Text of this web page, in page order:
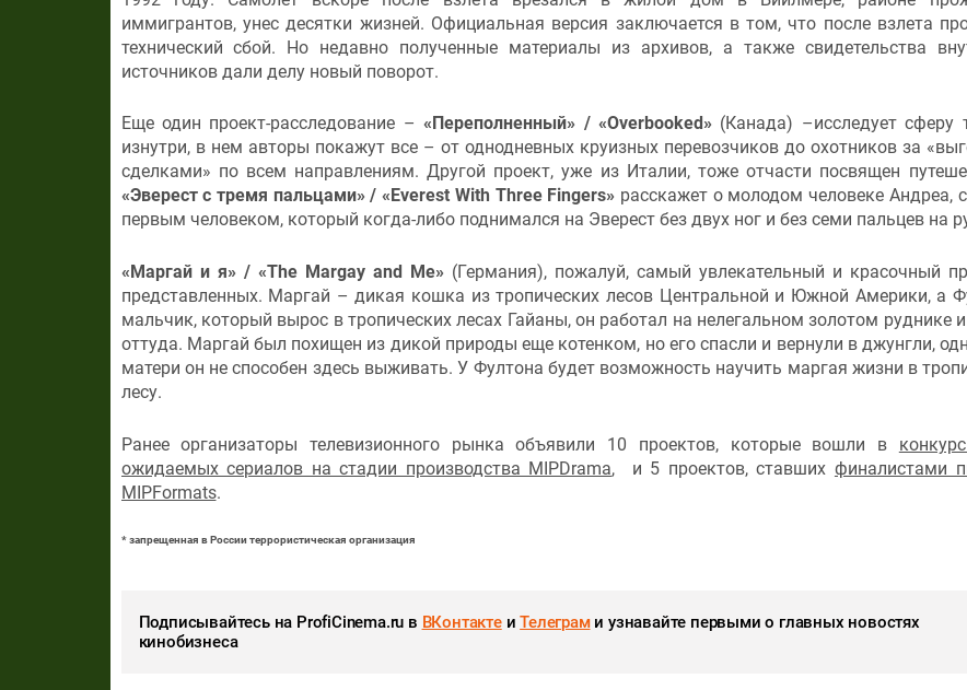
иммигрантов, унес десятки жизней. Официальная версия заключается в том, что после взлета
технический сбой. Но недавно полученные материалы из архивов, а также свидетельства
источников дали делу новый поворот.
Еще один проект-расследование –«Переполненный» / «Overbooked» (Канада) –исследует сферу
изнутри, в нем авторы покажут все – от однодневных круизных перевозчиков до охотников за
сделками» по всем направлениям. Другой проект, уже из Италии, тоже отчасти посвящен
«Эверест с тремя пальцами» / «Everest With Three Fingers» расскажет о молодом человеке Андреа,
первым человеком, который когда-либо поднимался на Эверест без двух ног и без семи пальцев на
«Маргай и я» / «The Margay and Me» (Германия), пожалуй, самый увлекательный и красочный
представленных. Маргай – дикая кошка из тропических лесов Центральной и Южной Америки, а
мальчик, который вырос в тропических лесах Гайаны, он работал на нелегальном золотом руднике
оттуда. Маргай был похищен из дикой природы еще котенком, но его спасли и вернули в джунгли,
матери он не способен здесь выживать. У Фултона будет возможность научить маргая жизни в
лесу.
Ранее организаторы телевизионного рынка объявили 10 проектов, которые вошли в
ожидаемых сериалов на стадии производства MIPDrama, и 5 проектов, ставших финалистами
MIPFormats.
* запрещенная в России террористическая организация
Подписывайтесь на ProfiCinema.ru в ВКонтактеиТелеграми узнавайте первыми о главных новостях
кинобизнеса